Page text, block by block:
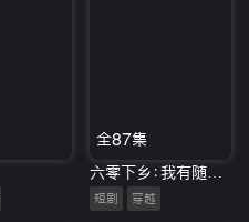
全87集
短剧 穿越